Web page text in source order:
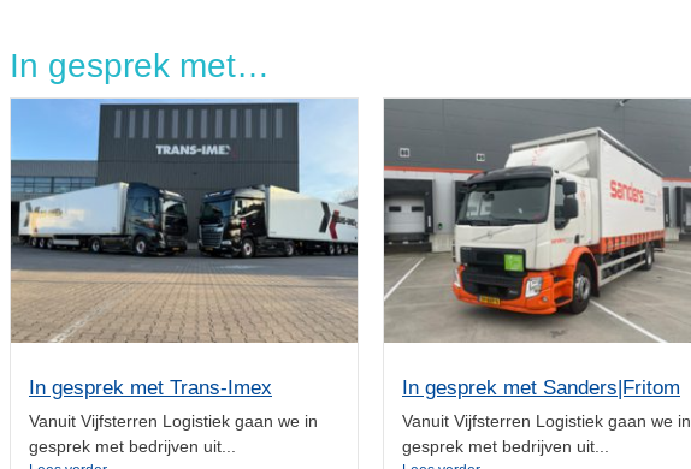
In gesprek met…
In gesprek met Trans-Imex
Vanuit Vijfsterren Logistiek gaan we in
gesprek met bedrijven uit...
In gesprek met Sanders|Fritom
Vanuit Vijfsterren Logistiek gaan we in
gesprek met bedrijven uit...